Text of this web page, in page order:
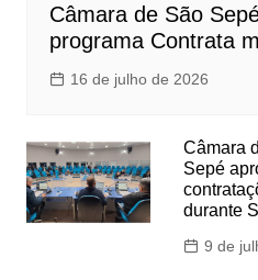
Câmara de São
programa Contrata
16 de julho de 2026
Câmara
Sepé
durante
9 de